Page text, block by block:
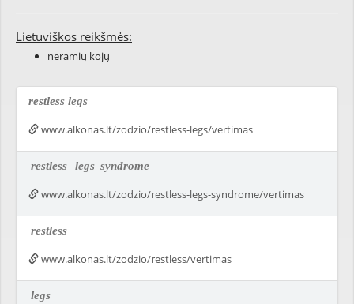
Lietuviškos reikšmės:
neramių kojų
restless legs
www.alkonas.lt/zodzio/restless-legs/vertimas
restless legs syndrome
www.alkonas.lt/zodzio/restless-legs-syndrome/vertimas
restless
www.alkonas.lt/zodzio/restless/vertimas
legs